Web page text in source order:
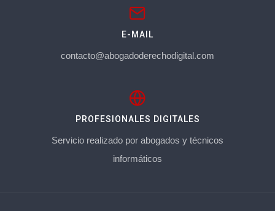
E-MAIL
contacto@abogadoderechodigital.com
PROFESIONALES DIGITALES
Servicio realizado por abogados y técnicos
informáticos